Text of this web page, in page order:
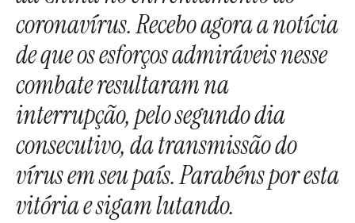
coronavírus. Recebo agora a notícia
de que os esforços admiráveis nesse
combate resultaram na
interrupção, pelo segundo dia
consecutivo, da transmissão do
vírus em seu país. Parabéns por esta
vitória e sigam lutando.